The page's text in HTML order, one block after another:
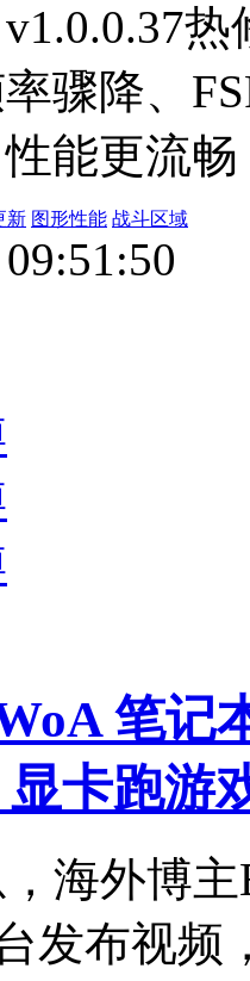
v1.0.0.37
骤降、
能更流畅
新 图形性能 战斗区域
笔记
显卡跑游
海外博
发布视频